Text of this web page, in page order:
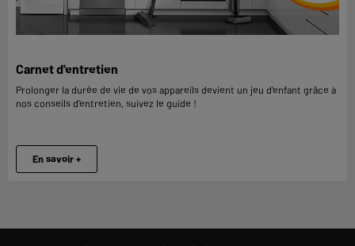
Carnet d'entretien
Prolonger la durée de vie de vos appareils devient un jeu d’enfant grâce à
nos conseils d’entretien, suivez le guide !
En savoir +